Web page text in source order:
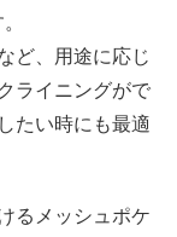
ど、用途に応じ
ライニングがで
たい時にも最適
るメッシュポケ